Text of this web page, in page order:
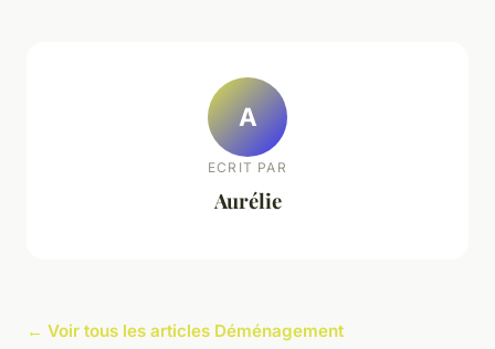
A
ECRIT PAR
Aurélie
← Voir tous les articles Déménagement